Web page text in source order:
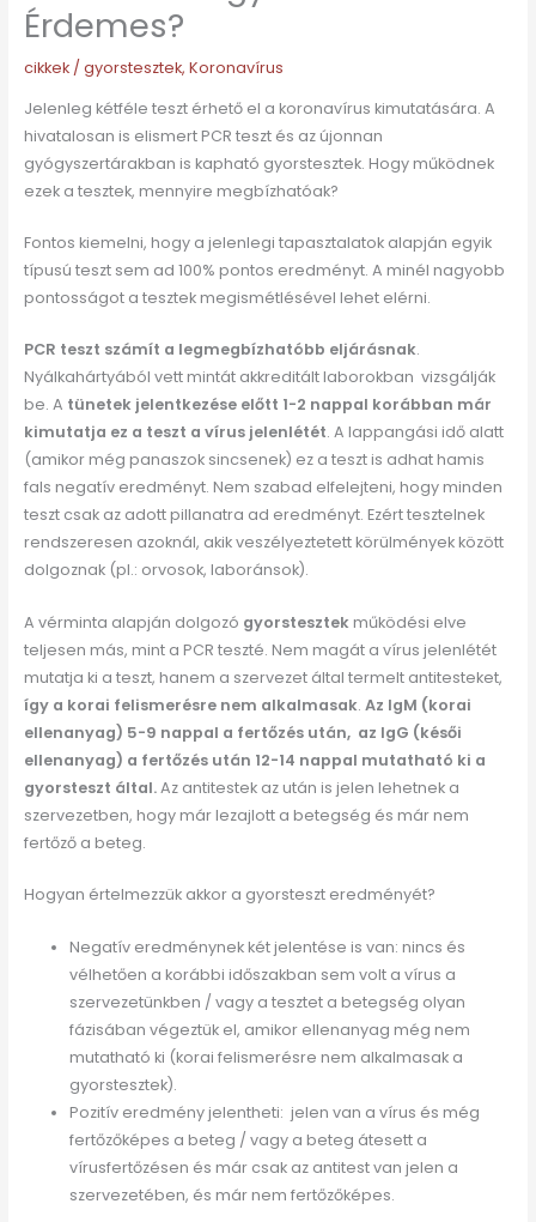
Érdemes?
cikkek/ gyorstesztek, Koronavírus
Jelenleg kétféle teszt érhető el a koronavírus kimutatására. A
hivatalosan is elismert PCR teszt és az újonnan
gyógyszertárakban is kapható gyorstesztek. Hogy működnek
ezek a tesztek, mennyire megbízhatóak?
Fontos kiemelni, hogy a jelenlegi tapasztalatok alapján egyik
típusú teszt sem ad 100% pontos eredményt. A minél nagyobb
pontosságot a tesztek megismétlésével lehet elérni.
PCR teszt számít a legmegbízhatóbb eljárásnak.
Nyálkahártyából vett mintát akkreditált laborokban vizsgálják
be. A tünetek jelentkezése előtt 1-2 nappal korábban már
kimutatja ez a teszt a vírus jelenlétét. A lappangási idő alatt
(amikor még panaszok sincsenek) ez a teszt is adhat hamis
fals negatív eredményt. Nem szabad elfelejteni, hogy minden
teszt csak az adott pillanatra ad eredményt. Ezért tesztelnek
rendszeresen azoknál, akik veszélyeztetett körülmények között
dolgoznak (pl.: orvosok, laboránsok).
A vérminta alapján dolgozó gyorstesztek működési elve
teljesen más, mint a PCR teszté. Nem magát a vírus jelenlétét
mutatja ki a teszt, hanem a szervezet által termelt antitesteket,
így a korai felismerésre nem alkalmasak. Az IgM (korai
ellenanyag) 5-9 nappal a fertőzés után, az IgG (késői
ellenanyag) a fertőzés után 12-14 nappal mutatható ki a
gyorsteszt által.Az antitestek az után is jelen lehetnek a
szervezetben, hogy már lezajlott a betegség és már nem
fertőző a beteg.
Hogyan értelmezzük akkor a gyorsteszt eredményét?
Negatív eredménynek két jelentése is van: nincs és
vélhetően a korábbi időszakban sem volt a vírus a
szervezetünkben / vagy a tesztet a betegség olyan
fázisában végeztük el, amikor ellenanyag még nem
mutatható ki (korai felismerésre nem alkalmasak a
gyorstesztek).
Pozitív eredmény jelentheti: jelen van a vírus és még
fertőzőképes a beteg / vagy a beteg átesett a
vírusfertőzésen és már csak az antitest van jelen a
szervezetében, és már nem fertőzőképes.